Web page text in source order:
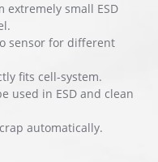
extremely small ESD
sensor for different
fits cell-system.
used in ESD and clean
automatically.